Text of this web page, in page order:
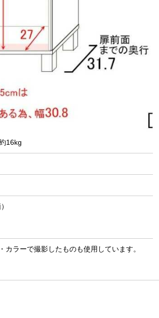
16kg
ラーで撮影したものも使用しています。